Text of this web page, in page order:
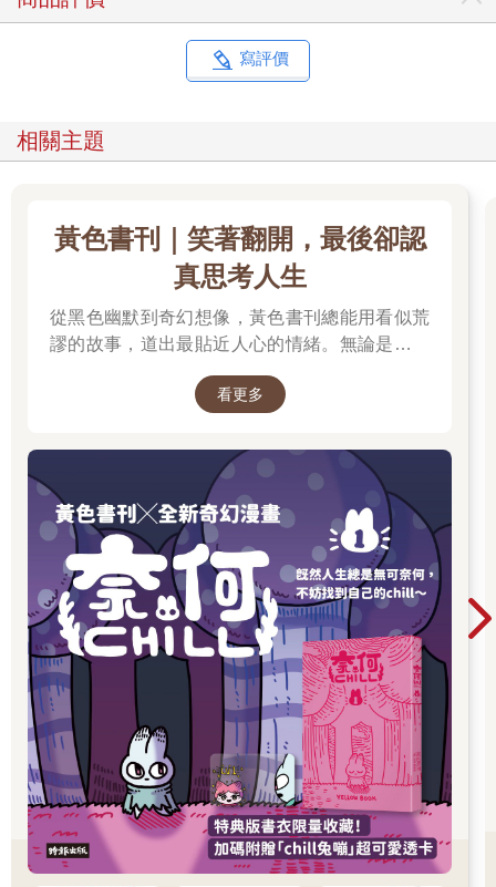
寫評價
相關主題
黃色書刊｜笑著翻開，最後卻認
真思考人生
從黑色幽默到奇幻想像，黃色書刊總能用看似荒
謬的故事，道出最貼近人心的情緒。無論是人生
的瞬間，都在他的筆下化成令人會心一笑、又忍
男子變成兔子的異世界冒險，開啟全新故事篇
章，更推出限量書衣版值得收藏。無論是第一次
認識黃色書刊，或想一次補齊歷年代表作，這裡
都是走進黃色書刊漫畫世界的最佳入口。
看更多